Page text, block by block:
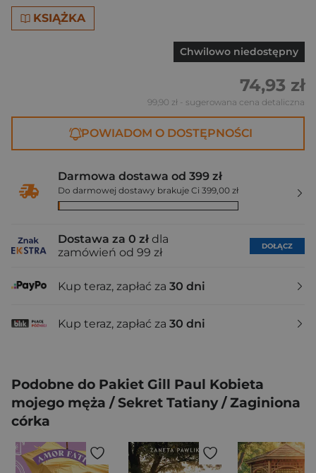
KSIĄŻKA
Chwilowo niedostępny
74,93 zł
99,90 zł - sugerowana cena detaliczna
POWIADOM O DOSTĘPNOŚCI
Darmowa dostawa od 399 zł
Do darmowej dostawy brakuje Ci 399,00 zł
Dostawa za 0 zł dla
zamówień od 99 zł
DOŁĄCZ
Kup teraz, zapłać za 30 dni
Kup teraz, zapłać za 30 dni
Podobne do Pakiet Gill Paul Kobieta
mojego męża / Sekret Tatiany / Zaginiona
córka